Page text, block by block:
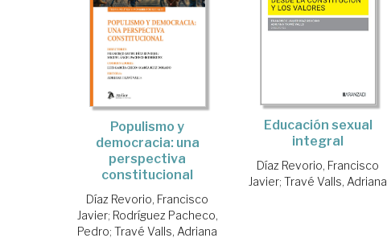
Populismo y
democracia: una
perspectiva
constitucional
Díaz Revorio, Francisco
Javier; Rodríguez Pacheco,
Pedro;Travé Valls, Adriana
Educación sexual
integral
Díaz Revorio, Francisco
Javier;Travé Valls, Adriana